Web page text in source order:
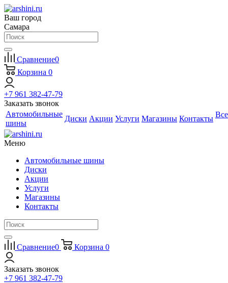
Ваш город
Самара
Сравнение0
Корзина 0
+7 961 382-47-79
Заказать звонок
Автомобильные
шины
Диски Акции Услуги Магазины Контакты Все
Меню
Автомобильные шины
Диски
Акции
Услуги
Магазины
Контакты
Сравнение0 Корзина 0
Заказать звонок
+7 961 382-47-79